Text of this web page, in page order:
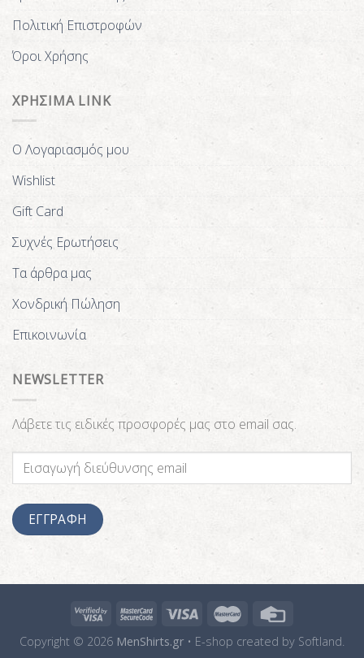
Πολιτική Επιστροφών
Όροι Χρήσης
ΧΡΗΣΙΜΑ LINK
Ο Λογαριασμός μου
Wishlist
Gift Card
Συχνές Ερωτήσεις
Τα άρθρα μας
Χονδρική Πώληση
Επικοινωνία
NEWSLETTER
Λάβετε τις ειδικές προσφορές μας στο email σας.
Copyright © 2026 MenShirts.gr • E-shop created by Softland.